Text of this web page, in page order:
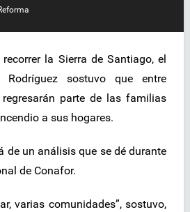
recorrer la Sierra de Santiago, el
Rodríguez sostuvo que entre
parte de las familias
a sus hogares.
de un análisis que se dé durante
de Conafor.
varias comunidades”, sostuvo,